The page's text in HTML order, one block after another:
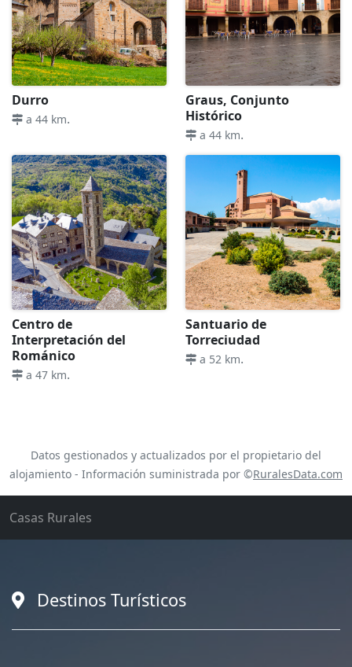
Durro
a 44 km.
Graus, Conjunto
Histórico
a 44 km.
Centro de
Interpretación del
Románico
a 47 km.
Santuario de
Torreciudad
a 52 km.
Datos gestionados y actualizados por el propietario del
alojamiento - Información suministrada por ©RuralesData.com
Casas Rurales
Destinos Turísticos